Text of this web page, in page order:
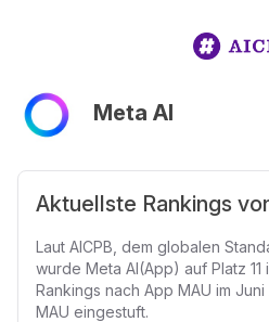
Meta AI
Aktuellste Rankings
Laut AICPB, dem globalen
wurde Meta AI(App) auf Platz 11
Rankings nach App MAU im
MAU eingestuft.